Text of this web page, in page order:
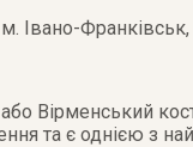
м. Івано-Франківськ,
Вірменський
та є однією з